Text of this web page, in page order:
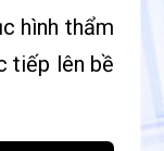
hình thẩm
tiếp lên bề